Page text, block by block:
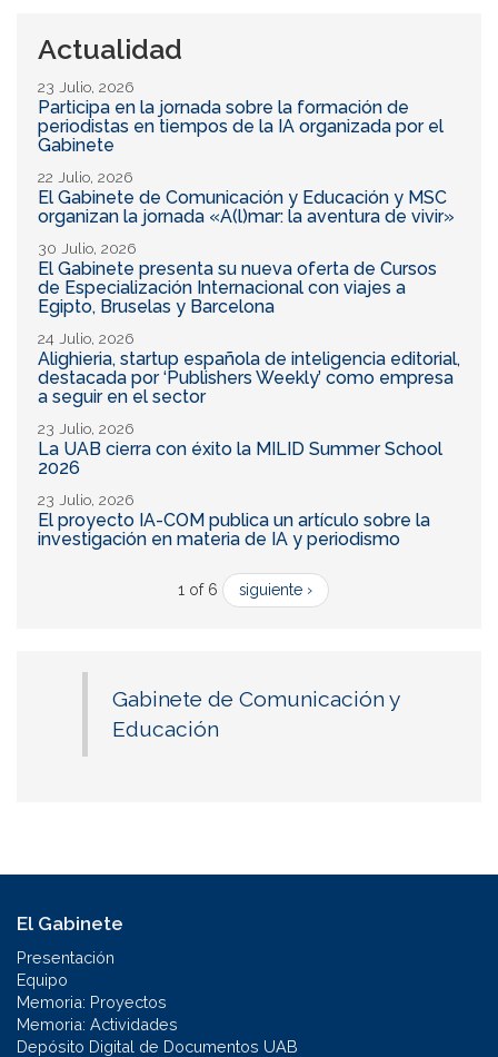
Actualidad
23 Julio, 2026
Participa en la jornada sobre la formación de
periodistas en tiempos de la IA organizada por el
Gabinete
22 Julio, 2026
El Gabinete de Comunicación y Educación y MSC
organizan la jornada «A(l)mar: la aventura de vivir»
30 Julio, 2026
El Gabinete presenta su nueva oferta de Cursos
de Especialización Internacional con viajes a
Egipto, Bruselas y Barcelona
24 Julio, 2026
Alighieria, startup española de inteligencia editorial,
destacada por ‘Publishers Weekly’ como empresa
a seguir en el sector
23 Julio, 2026
La UAB cierra con éxito la MILID Summer School
2026
23 Julio, 2026
El proyecto IA-COM publica un artículo sobre la
investigación en materia de IA y periodismo
1 of 6 siguiente ›
Gabinete de Comunicación y
Educación
El Gabinete
Presentación
Equipo
Memoria: Proyectos
Memoria: Actividades
Depósito Digital de Documentos UAB